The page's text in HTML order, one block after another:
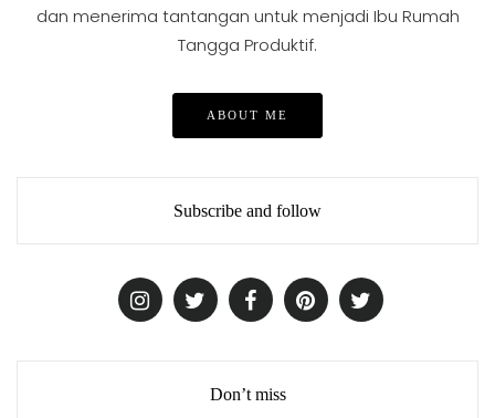
dan menerima tantangan untuk menjadi Ibu Rumah
Tangga Produktif.
ABOUT ME
Subscribe and follow
Don’t miss